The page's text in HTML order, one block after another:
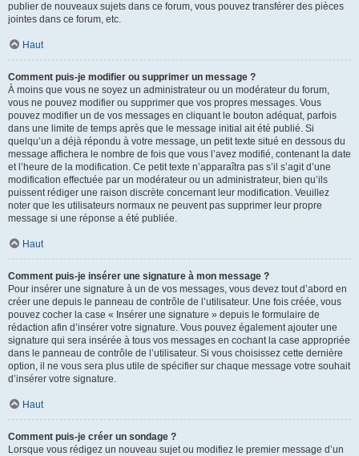
publier de nouveaux sujets dans ce forum, vous pouvez transférer des pièces
jointes dans ce forum, etc.
Haut
Comment puis-je modifier ou supprimer un message ?
À moins que vous ne soyez un administrateur ou un modérateur du forum,
vous ne pouvez modifier ou supprimer que vos propres messages. Vous
pouvez modifier un de vos messages en cliquant le bouton adéquat, parfois
dans une limite de temps après que le message initial ait été publié. Si
quelqu’un a déjà répondu à votre message, un petit texte situé en dessous du
message affichera le nombre de fois que vous l’avez modifié, contenant la date
et l’heure de la modification. Ce petit texte n’apparaîtra pas s’il s’agit d’une
modification effectuée par un modérateur ou un administrateur, bien qu’ils
puissent rédiger une raison discrète concernant leur modification. Veuillez
noter que les utilisateurs normaux ne peuvent pas supprimer leur propre
message si une réponse a été publiée.
Haut
Comment puis-je insérer une signature à mon message ?
Pour insérer une signature à un de vos messages, vous devez tout d’abord en
créer une depuis le panneau de contrôle de l’utilisateur. Une fois créée, vous
pouvez cocher la case « Insérer une signature » depuis le formulaire de
rédaction afin d’insérer votre signature. Vous pouvez également ajouter une
signature qui sera insérée à tous vos messages en cochant la case appropriée
dans le panneau de contrôle de l’utilisateur. Si vous choisissez cette dernière
option, il ne vous sera plus utile de spécifier sur chaque message votre souhait
d’insérer votre signature.
Haut
Comment puis-je créer un sondage ?
Lorsque vous rédigez un nouveau sujet ou modifiez le premier message d’un